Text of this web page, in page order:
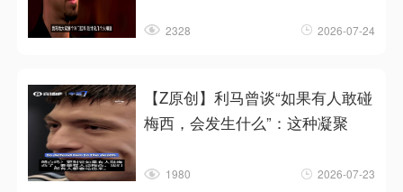
2328 2026-07-24
【Z原创】利马曾谈“如果有人敢碰
梅西，会发生什么”：这种凝聚
1980 2026-07-23